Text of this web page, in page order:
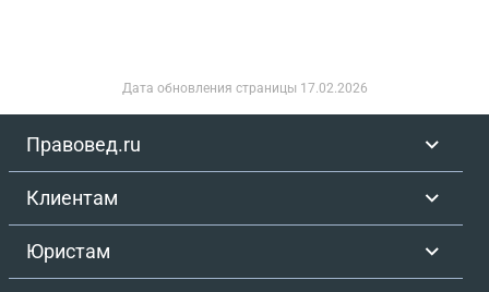
Дата обновления страницы 17.02.2026
Правовед.ru
Клиентам
Юристам